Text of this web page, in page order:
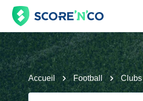
Accueil Football Clubs